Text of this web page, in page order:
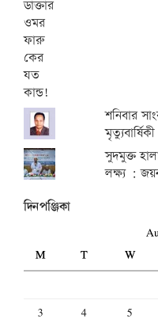
শনিবার
মৃত্যুবার্ষিকী
সুদমুক্ত
লক্ষ্য :
দিনপঞ্জিকা
M
T W
3
4 5